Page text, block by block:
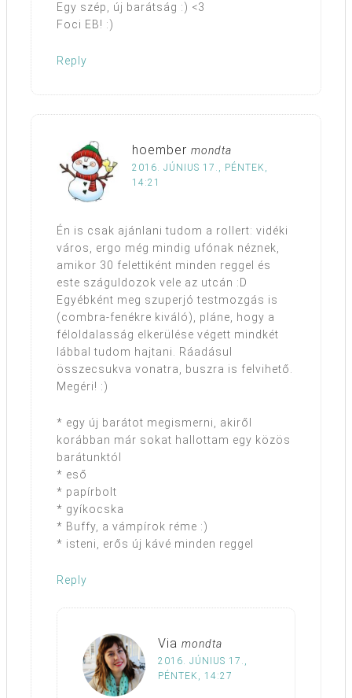
Egy szép, új barátság :) <3
Foci EB! :)
Reply
hoember mondta
2016. JÚNIUS 17., PÉNTEK,
14:21
Én is csak ajánlani tudom a rollert: vidéki
város, ergo még mindig ufónak néznek,
amikor 30 felettiként minden reggel és
este száguldozok vele az utcán :D
Egyébként meg szuperjó testmozgás is
(combra-fenékre kiváló), pláne, hogy a
féloldalasság elkerülése végett mindkét
lábbal tudom hajtani. Ráadásul
összecsukva vonatra, buszra is felvihető.
Megéri! :)
* egy új barátot megismerni, akiről
korábban már sokat hallottam egy közös
barátunktól
* eső
* papírbolt
* gyíkocska
* Buffy, a vámpírok réme :)
* isteni, erős új kávé minden reggel
Reply
Via mondta
2016. JÚNIUS 17.,
PÉNTEK, 14:27